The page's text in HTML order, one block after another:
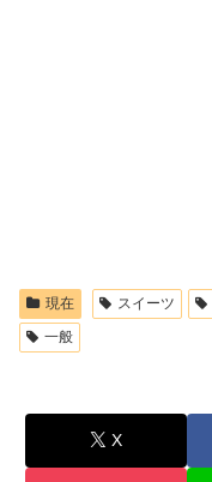
現在 スイーツ
一般
X